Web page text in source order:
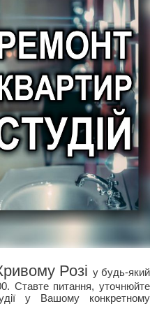
Розі у будь-який
Ставте питання, уточнюйте
у Вашому конкретному